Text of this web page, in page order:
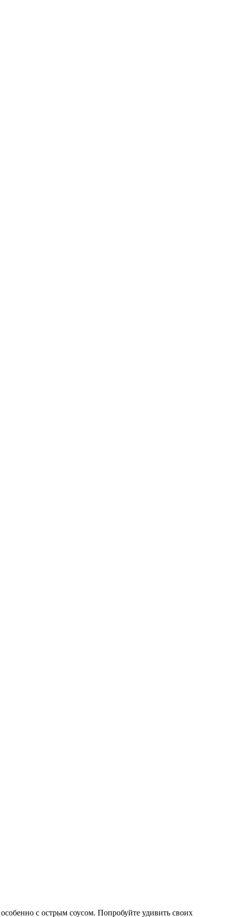
с острым соусом. Попробуйте удивить своих